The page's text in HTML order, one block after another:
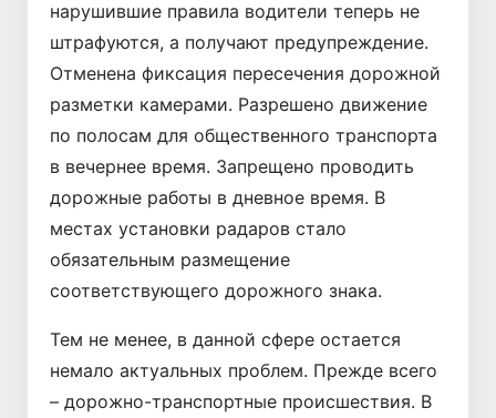
нарушившие правила водители теперь не
штрафуются, а получают предупреждение.
Отменена фиксация пересечения дорожной
разметки камерами. Разрешено движение
по полосам для общественного транспорта
в вечернее время. Запрещено проводить
дорожные работы в дневное время. В
местах установки радаров стало
обязательным размещение
соответствующего дорожного знака.
Тем не менее, в данной сфере остается
немало актуальных проблем. Прежде всего
– дорожно-транспортные происшествия. В